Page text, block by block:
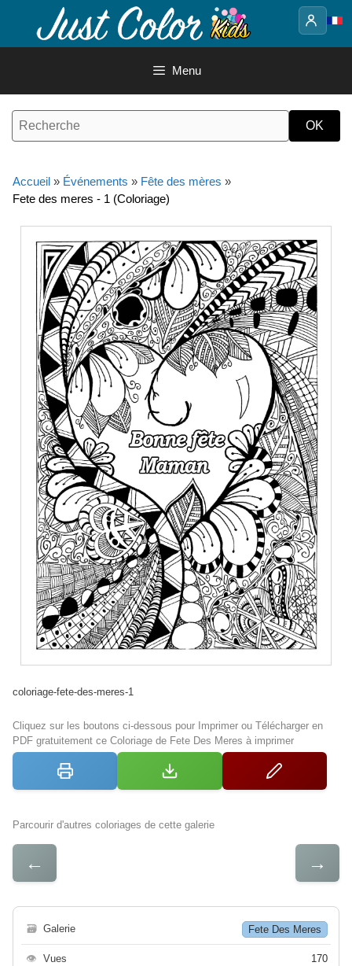
contenu
Menu
Accueil » Événements » Fête des mères »
Fete des meres - 1 (Coloriage)
coloriage-fete-des-meres-1
Cliquez sur les boutons ci-dessous pour Imprimer ou Télécharger en
PDF gratuitement ce Coloriage de Fete Des Meres à imprimer
Parcourir d'autres coloriages de cette galerie
← →
🗃 Galerie Fete Des Meres
👁 Vues 170